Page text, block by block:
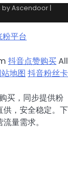
byAscendoor |
平台
抖音点赞购买All
地图 抖音粉丝卡
买，同步提供粉
供，安全稳定。下
量需求。